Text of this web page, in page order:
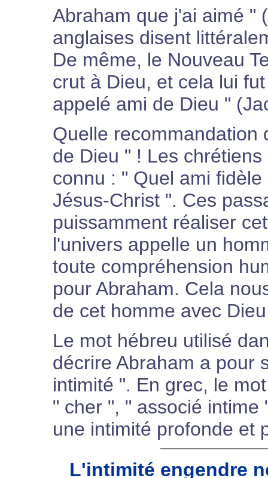
Abraham que j'ai aimé "
anglaises disent
De même, le Nouveau
crut à Dieu, et cela lui
appelé ami de Dieu "
Quelle recommandation
de Dieu " ! Les
connu : " Quel ami
Jésus-Christ ". Ces
puissamment réaliser
l'univers appelle un
toute compréhension
pour Abraham. Cela
de cet homme avec
Le mot hébreu utilisé
décrire Abraham a pour
intimité ". En grec, le
" cher ", " associé
une intimité profonde et
L'intimité engendre